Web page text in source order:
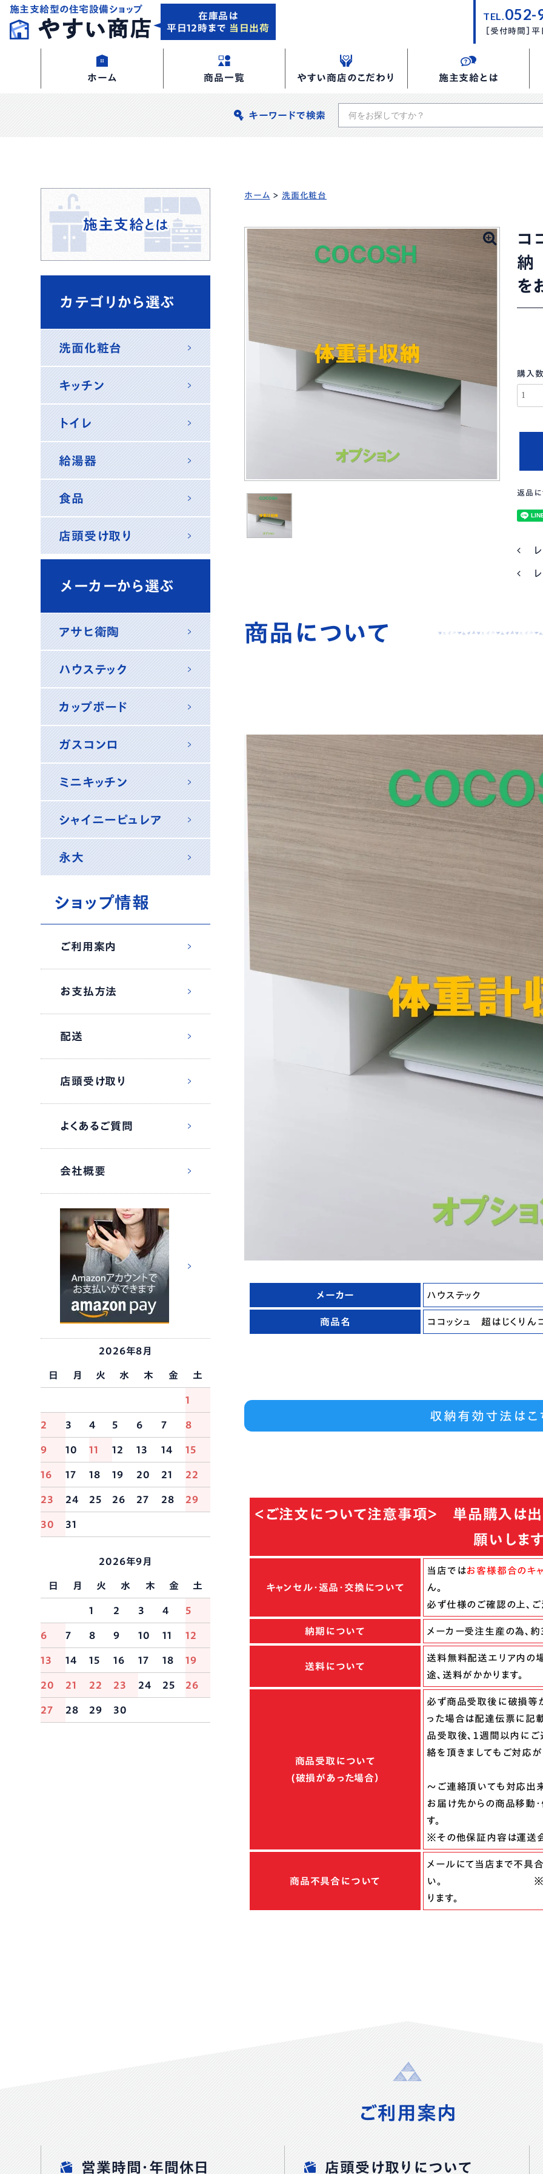
施主支給型の住宅設備ショップ
在庫品は
平日12時まで 当日出荷
TEL.052-
［受付時間］
ホーム 商品一覧 やすい商店のこだわり 施主支給とは
キーワードで検索
ホーム > 洗面化粧台
コ
納
を
購入
返品
商品について
メーカー ハウステック
商品名 ココッシュ 超はじくりん
収納有効寸法はこ
＜ご注文について注意事項＞ 単品購入は出
願いしま
キャンセル・返品・交換について
当店ではお客様都合のキ
ん。
必ず仕様のご確認の上、
納期について メーカー受注生産の為、約
送料について
送料無料配送エリア内の
途、送料がかかります。
商品受取について
(破損があった場合）
必ず商品受取後に破損等
った場合は配達伝票に記
品受取後、１週間以内に
絡を頂きましてもご対応
～ご連絡頂いても対応出
お届け先からの商品移動
す。
※その他保証内容は運送
商品不具合について
メールにて当店まで不具
い。 ※保証内容は
ります。
カテゴリから選ぶ
洗面化粧台
キッチン
トイレ
給湯器
食品
店頭受け取り
メーカーから選ぶ
アサヒ衛陶
ハウステック
カップボード
ガスコンロ
ミニキッチン
シャイニーピュレア
永大
ショップ情報
ご利用案内
お支払方法
配送
店頭受け取り
よくあるご質問
会社概要
2026年8月
日 月 火 水 木 金 土
1
2 3 4 5 6 7 8
9 10 11 12 13 14 15
16 17 18 19 20 21 22
23 24 25 26 27 28 29
30 31
2026年9月
日 月 火 水 木 金 土
1 2 3 4 5
6 7 8 9 10 11 12
13 14 15 16 17 18 19
20 21 22 23 24 25 26
27 28 29 30
ご利用案内
営業時間・年間休日 店頭受け取りについて